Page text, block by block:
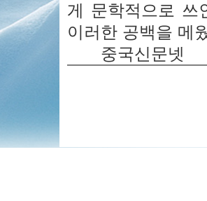
게 문학적으로 쓰
이러한 공백을 메
중국신문넷